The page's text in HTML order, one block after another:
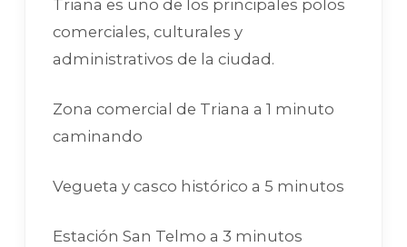
Triana es uno de los principales polos
comerciales, culturales y
administrativos de la ciudad.
Zona comercial de Triana a 1 minuto
caminando
Vegueta y casco histórico a 5 minutos
Estación San Telmo a 3 minutos